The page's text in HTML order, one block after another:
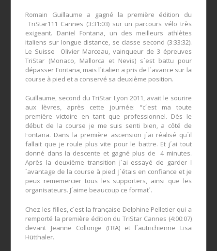
Romain Guillaume a gagné la première édition du
TriStar111 Cannes (3:31:03) sur un parcours vélo très
exigeant. Daniel Fontana, un des meilleurs athlètes
italiens sur longue distance, se classe second (3:33:32).
Le Suisse Olivier Marceau, vainqueur de 3 épreuves
TriStar (Monaco, Mallorca et Nevis) s´est battu pour
dépasser Fontana, mais l´italien a pris de l´avance sur la
course à pied et a conservé sa deuxième position.
Guillaume, second du TriStar Lyon 2011, avait le sourire
aux lèvres, après cette journée: “c´est ma toute
première victoire en tant que professionnel. Dès le
début de la course je me suis senti bien, a côté de
Fontana. Dans la première ascension j´ai réalisé qu´il
fallait que je roule plus vite pour le battre. Et j´ai tout
donné dans la descente et gagné plus de 4 minutes.
Après la deuxième transition j´ai essayé de garder l
´avantage de la course à pied. J´étais en confiance et je
peux rememercier tous les supporters, ainsi que les
organisateurs. J´aime beaucoup ce format´.
Chez les filles, c´est la française Delphine Pelletier qui a
remporté la première édition du TriStar Cannes (4:00:07)
devant Jeanne Collonge (FRA) et l´autrichienne Lisa
Hütthaler.